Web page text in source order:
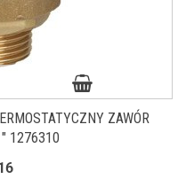
ZAWÓR
1276310